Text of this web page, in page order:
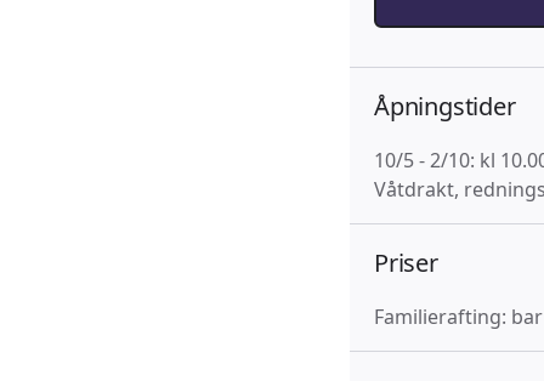
Åpningstider
10/5 - 2/10: kl
Våtdrakt,
Priser
Familierafting: